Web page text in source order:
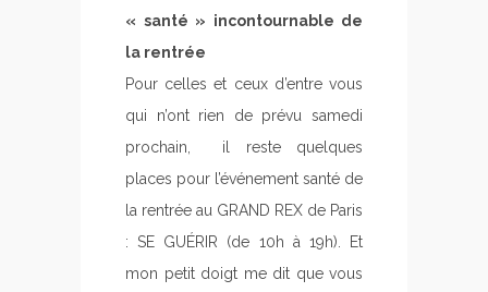
« santé » incontournable de
la rentrée
Pour celles et ceux d’entre vous
qui n’ont rien de prévu samedi
prochain, il reste quelques
places pour l’événement santé de
la rentrée au GRAND REX de Paris
: SE GUÉRIR (de 10h à 19h). Et
mon petit doigt me dit que vous